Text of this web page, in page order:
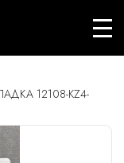
12108-KZ4-